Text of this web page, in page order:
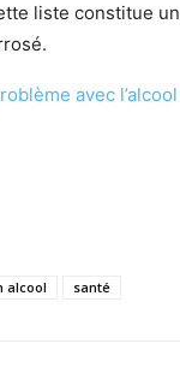
liste constitue
avec l’alcool
alcool santé